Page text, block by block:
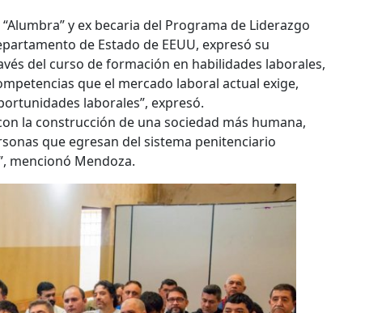
y ex becaria del Programa de Liderazgo
de Estado de EEUU, expresó su
del curso de formación en habilidades laborales,
que el mercado laboral actual exige,
laborales”, expresó.
la construcción de una sociedad más humana,
que egresan del sistema penitenciario
mencionó Mendoza.